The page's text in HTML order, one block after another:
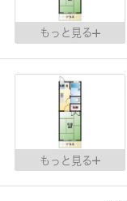
もっと見る
もっと見る